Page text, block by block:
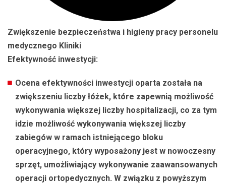
Zwiększenie bezpieczeństwa i higieny pracy personelu
medycznego Kliniki
Efektywność inwestycji:
Ocena efektywności inwestycji oparta została na
zwiększeniu liczby łóżek, które zapewnią możliwość
wykonywania większej liczby hospitalizacji, co za tym
idzie możliwość wykonywania większej liczby
zabiegów w ramach istniejącego bloku
operacyjnego, który wyposażony jest w nowoczesny
sprzęt, umożliwiający wykonywanie zaawansowanych
operacji ortopedycznych. W związku z powyższym